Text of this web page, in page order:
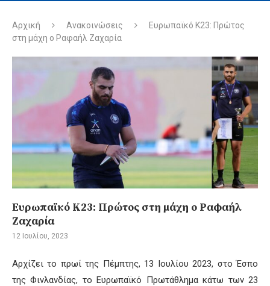
Αρχική Ανακοινώσεις
Ευρωπαϊκό Κ23: Πρώτος
στη μάχη ο Ραφαήλ Ζαχαρία
Ευρωπαϊκό Κ23: Πρώτος στη μάχη ο Ραφαήλ
Ζαχαρία
12 Ιουλίου, 2023
Αρχίζει το πρωί της Πέμπτης, 13 Ιουλίου 2023, στο Έσπο
της Φινλανδίας, το Ευρωπαϊκό Πρωτάθλημα κάτω των 23